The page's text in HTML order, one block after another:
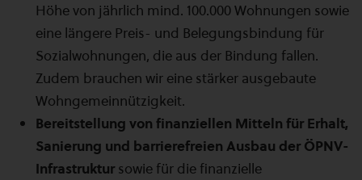
Höhe von jährlich mind. 100.000 Wohnungen sowie
eine längere Preis- und Belegungsbindung für
Sozialwohnungen, die aus der Bindung fallen.
Zudem brauchen wir eine stärker ausgebaute
Wohngemeinnützigkeit.
Bereitstellung von finanziellen Mitteln für Erhalt,
Sanierung und barrierefreien Ausbau der ÖPNV-
Infrastruktur sowie für die finanzielle